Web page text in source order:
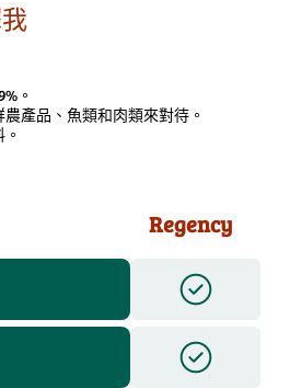
。
產品、魚類和肉類來對待。
Regency